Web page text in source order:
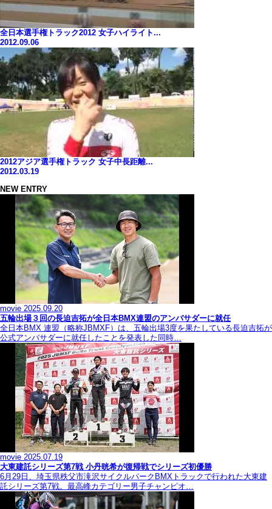
全日本選手権トラック2012 女子ハイライト...
2012.09.06
2012アジア選手権トラック 女子中長距離...
2012.03.19
NEW ENTRY
movie 2025.09.20
五輪出場３回の長迫吉拓が全日本BMX連盟のアンバサダーに就任
全日本BMX 連盟（略称JBMXF）は、五輪出場3度を果たしている長迫吉拓が
公式アンバサダーに就任したことを発表した同時…
movie 2025.07.19
大東建託シリーズ第7戦 ⼩丹晄希が復帰戦でシリーズ初優勝
6月29日、埼玉県秩父市滝沢サイクルパークBMXトラックで行われた大東建
託シリーズ第7戦。最高峰カテゴリー男子チャンピオ…